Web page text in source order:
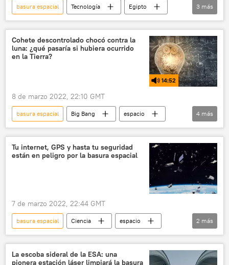
basura espacial Tecnología
Egipto
🚀 Conquista espacial
estación espacial
🌍 África
3 más
Cohete descontrolado chocó contra la
luna: ¿qué pasaría si hubiera ocurrido
en la Tierra?
14:52
8 de marzo 2022, 22:10 GMT
basura espacial Big Bang
espacio
Elon Musk
Agencia Espacial Europea (ESA)
basura
contaminación
4 más
Tu internet, GPS y hasta tu seguridad
están en peligro por la basura espacial
7 de marzo 2022, 22:44 GMT
basura espacial Ciencia
espacio
Tierra
Universidad Nacional Autónoma de México (UNAM)
2 más
La escoba sideral de la ESA: una
pionera estación láser limpiará la basura